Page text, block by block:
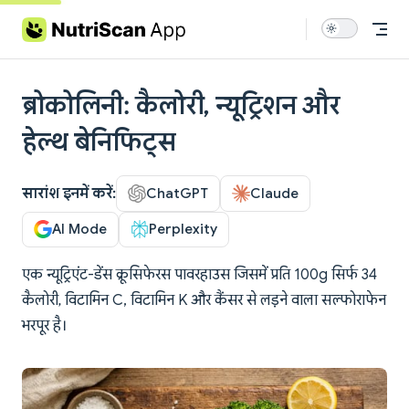
Skip to content
ब्रोकोलिनी: कैलोरी, न्यूट्रिशन और
हेल्थ बेनिफिट्स
सारांश इनमें करें: ChatGPT Claude
AI Mode Perplexity
एक न्यूट्रिएंट-डेंस क्रूसिफेरस पावरहाउस जिसमें प्रति 100g सिर्फ 34
कैलोरी, विटामिन C, विटामिन K और कैंसर से लड़ने वाला सल्फोराफेन
भरपूर है।